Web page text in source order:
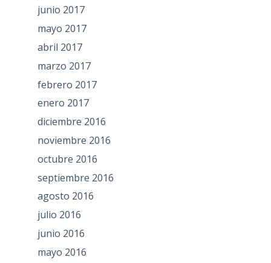
junio 2017
mayo 2017
abril 2017
marzo 2017
febrero 2017
enero 2017
diciembre 2016
noviembre 2016
octubre 2016
septiembre 2016
agosto 2016
julio 2016
junio 2016
mayo 2016